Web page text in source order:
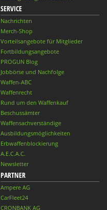
SERVICE
Nachrichten
Merch-Shop
Vorteilsangebote für Mitglieder
Fortbildungsangebote
PROGUN Blog
Jobbörse und Nachfolge
Waffen-ABC
Waffenrecht
Rund um den Waffenkauf
Beschussämter
Waffensachverständige
Ausbildungsmöglichkeiten
Erbwaffenblockierung
A.E.C.A.C.
Newsletter
PARTNER
Ampere AG
CarFleet24
CRONBANK AG